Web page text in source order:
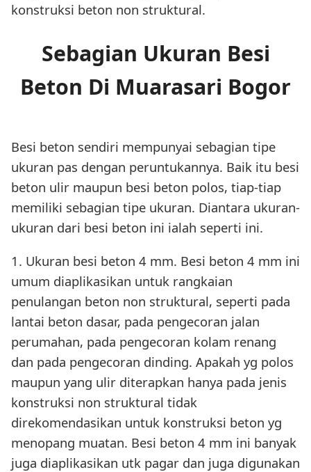
konstruksi beton non struktural.
Sebagian Ukuran Besi
Beton Di Muarasari Bogor
Besi beton sendiri mempunyai sebagian tipe
ukuran pas dengan peruntukannya. Baik itu besi
beton ulir maupun besi beton polos, tiap-tiap
memiliki sebagian tipe ukuran. Diantara ukuran-
ukuran dari besi beton ini ialah seperti ini.
1. Ukuran besi beton 4 mm. Besi beton 4 mm ini
umum diaplikasikan untuk rangkaian
penulangan beton non struktural, seperti pada
lantai beton dasar, pada pengecoran jalan
perumahan, pada pengecoran kolam renang
dan pada pengecoran dinding. Apakah yg polos
maupun yang ulir diterapkan hanya pada jenis
konstruksi non struktural tidak
direkomendasikan untuk konstruksi beton yg
menopang muatan. Besi beton 4 mm ini banyak
juga diaplikasikan utk pagar dan juga digunakan